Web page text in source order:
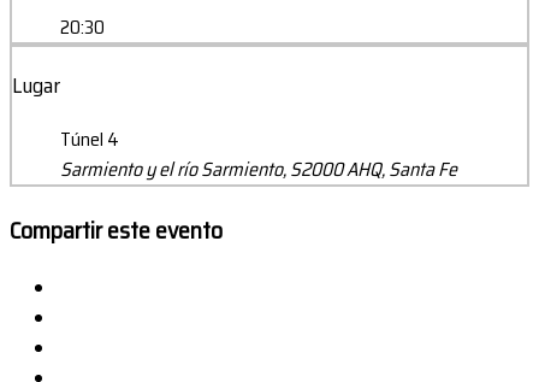
20:30
Lugar
Túnel 4
Sarmiento y el río Sarmiento, S2000 AHQ, Santa Fe
Compartir este evento